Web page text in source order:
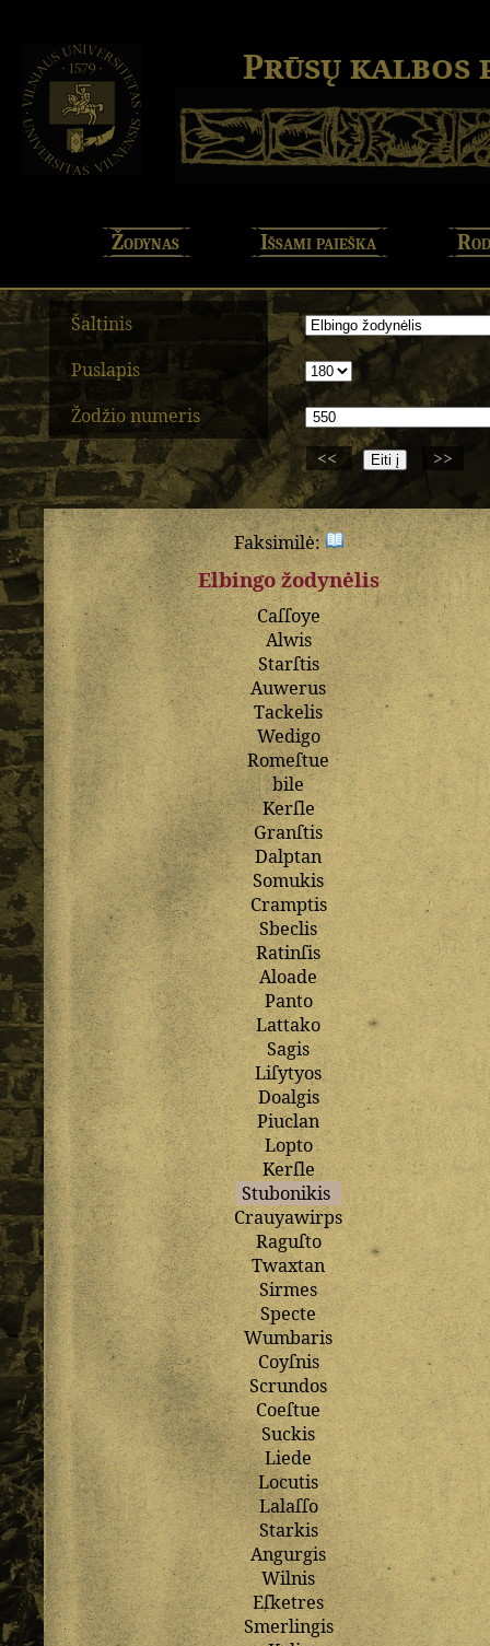
Prūsų kalbos
Žodynas Išsami paieška
Šaltinis
Puslapis
Žodžio numeris
<<
>>
Faksimilė:
Elbingo žodynėlis
Caſſoye
Alwis
Starſtis
Auwerus
Tackelis
Wedigo
Romeſtue
bile
Kerſle
Granſtis
Dalptan
Somukis
Cramptis
Sbeclis
Ratinſis
Aloade
Panto
Lattako
Sagis
Liſytyos
Doalgis
Piuclan
Lopto
Kerſle
Stubonikis
Crauyawirps
Raguſto
Twaxtan
Sirmes
Specte
Wumbaris
Coyſnis
Scrundos
Coeſtue
Suckis
Liede
Locutis
Lalaſſo
Starkis
Angurgis
Wilnis
Eſketres
Smerlingis